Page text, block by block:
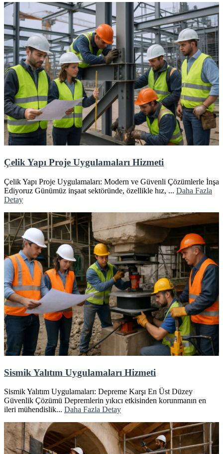
Çelik Yapı Proje Uygulamaları Hizmeti
Çelik Yapı Proje Uygulamaları: Modern ve Güvenli Çözümlerle İnşa
Ediyoruz Günümüz inşaat sektöründe, özellikle hız, ... Daha Fazla
Detay
Sismik Yalıtım Uygulamaları Hizmeti
Sismik Yalıtım Uygulamaları: Depreme Karşı En Üst Düzey
Güvenlik Çözümü Depremlerin yıkıcı etkisinden korunmanın en
ileri mühendislik... Daha Fazla Detay